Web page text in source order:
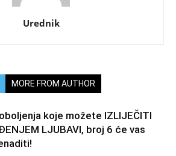
Urednik
MORE FROM AUTHOR
koje možete IZLIJEČITI
LJUBAVI, broj 6 će vas